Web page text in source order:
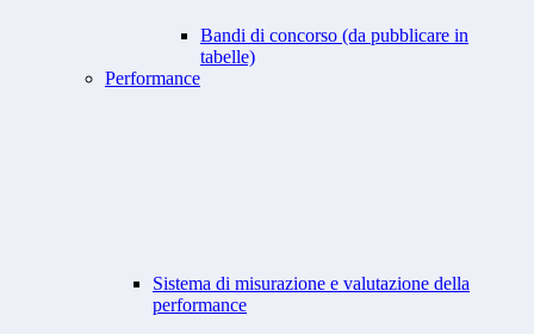
Bandi di concorso (da pubblicare in
tabelle)
Performance
Sistema di misurazione e valutazione della
performance